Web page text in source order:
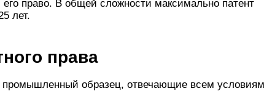
его право. В общей сложности максимально патент
лет.
права
промышленный образец, отвечающие всем условиям